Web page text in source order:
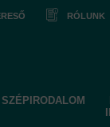
RÓLUNK
SZÉPIRODALOM